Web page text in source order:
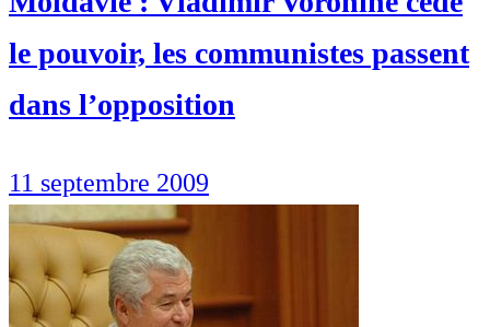
le pouvoir, les communistes passent
dans l’opposition
11 septembre 2009